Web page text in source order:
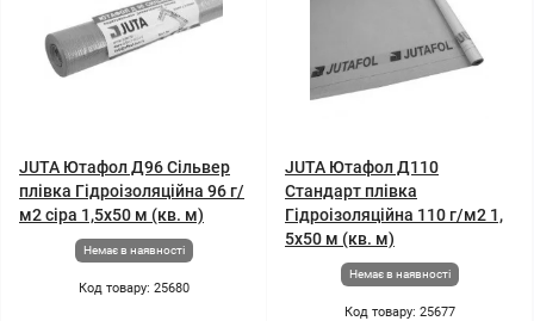
JUTA Ютафол Д96 Сільвер
плівка Гідроізоляційна 96 г/
м2 сіра 1,5x50 м (кв. м)
Немає в наявності
Код товару: 25680
JUTA Ютафол Д110
Стандарт плівка
Гідроізоляційна 110 г/м2 1,
5x50 м (кв. м)
Немає в наявності
Код товару: 25677